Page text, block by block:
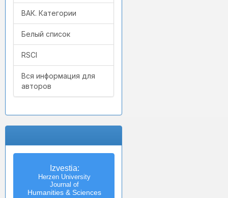
ВАК. Категории
Белый список
RSCI
Вся информация для
авторов
Izvestia:
Herzen University
Journal of
Humanities & Sciences